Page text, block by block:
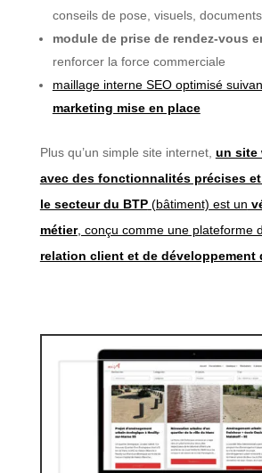
conseils de pose, visuels,
module de prise de rendez-vous
renforcer la force commerciale
maillage interne SEO optimisé
marketing mise en place
Plus qu’un simple site internet, un site
avec des fonctionnalités précises
le secteur du BTP(bâtiment) est un
métier, conçu comme une plateforme
relation client et de développement